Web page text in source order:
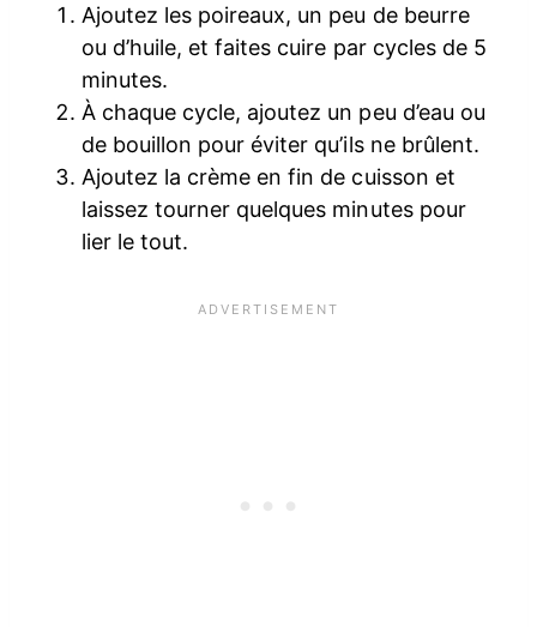
Ajoutez les poireaux, un peu de beurre
ou d’huile, et faites cuire par cycles de 5
minutes.
À chaque cycle, ajoutez un peu d’eau ou
de bouillon pour éviter qu’ils ne brûlent.
Ajoutez la crème en fin de cuisson et
laissez tourner quelques minutes pour
lier le tout.